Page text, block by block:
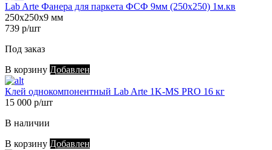
Lab Arte Фанера для паркета ФСФ 9мм (250х250) 1м.кв
250х250х9 мм
739 р/шт
Под заказ
В корзину Добавлен
Клей однокомпонентный Lab Arte 1K-MS PRO 16 кг
15 000 р/шт
В наличии
В корзину Добавлен